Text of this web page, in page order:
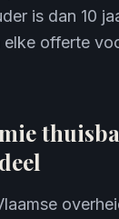
is dan 10
elke offerte